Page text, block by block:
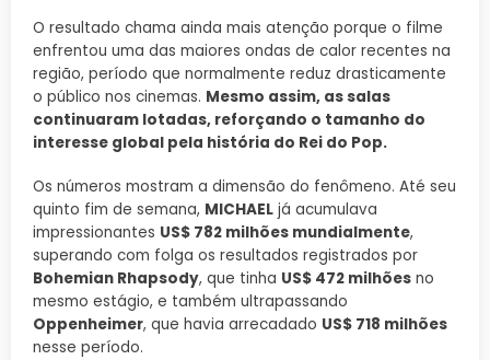
O resultado chama ainda mais atenção porque o filme
enfrentou uma das maiores ondas de calor recentes na
região, período que normalmente reduz drasticamente
o público nos cinemas. Mesmo assim, as salas
continuaram lotadas, reforçando o tamanho do
interesse global pela história do Rei do Pop.
Os números mostram a dimensão do fenômeno. Até seu
quinto fim de semana, MICHAEL já acumulava
impressionantes US$ 782 milhões mundialmente,
superando com folga os resultados registrados por
Bohemian Rhapsody, que tinha US$ 472 milhões no
mesmo estágio, e também ultrapassando
Oppenheimer, que havia arrecadado US$ 718 milhões
nesse período.